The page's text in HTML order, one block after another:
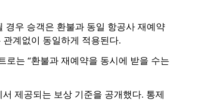
경우 승객은 환불과 동일 항공사 재예약
계없이 동일하게 적용된다.
로는 “환불과 재예약을 동시에 받을 수는
제공되는 보상 기준을 공개했다. 통제